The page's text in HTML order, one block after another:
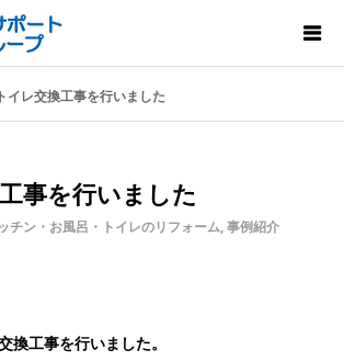
トイレ交換工事を行いました
事を行いました
チン・お風呂・トイレのリフォーム,事例紹介
換工事を行いました。